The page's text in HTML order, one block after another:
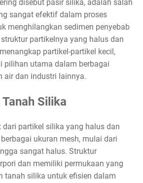
disebut pasir silika, adalah salah
sangat efektif dalam proses
menghilangkan sedimen penyebab
partikelnya yang halus dan
partikel-partikel kecil,
pilihan utama dalam berbagai
air dan industri lainnya.
Silika
partikel silika yang halus dan
ukuran mesh, mulai dari
sangat halus. Struktur
dan memiliki permukaan yang
tanah silika untuk efisien dalam